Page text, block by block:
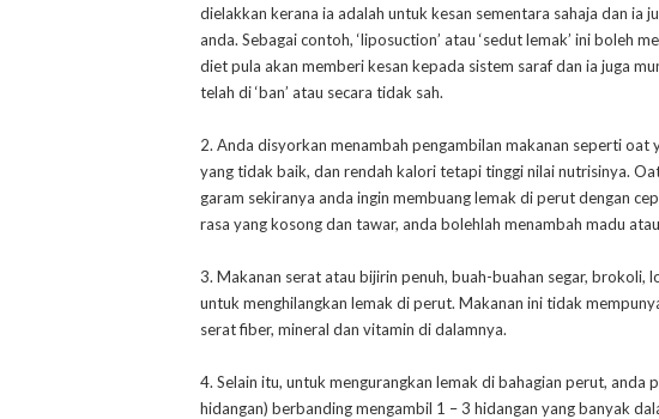
dielakkan kerana ia adalah untuk kesan sementara sahaja dan ia
anda. Sebagai contoh, ‘liposuction’ atau ‘sedut lemak’ ini boleh
diet pula akan memberi kesan kepada sistem saraf dan ia juga
telah di ‘ban’ atau secara tidak sah.
2. Anda disyorkan menambah pengambilan makanan seperti
yang tidak baik, dan rendah kalori tetapi tinggi nilai nutrisinya.
garam sekiranya anda ingin membuang lemak di perut dengan
rasa yang kosong dan tawar, anda bolehlah menambah madu
3. Makanan serat atau bijirin penuh, buah-buahan segar, brokoli,
untuk menghilangkan lemak di perut. Makanan ini tidak
serat fiber, mineral dan vitamin di dalamnya.
4. Selain itu, untuk mengurangkan lemak di bahagian perut, anda
hidangan) berbanding mengambil 1 – 3 hidangan yang banyak